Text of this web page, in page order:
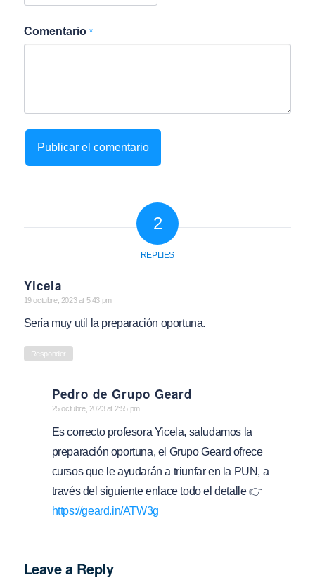
Comentario *
2
REPLIES
Yicela
says:
19 octubre, 2023 at 5:43 pm
Sería muy util la preparación oportuna.
Responder
Pedro de Grupo Geard
says:
25 octubre, 2023 at 2:55 pm
Es correcto profesora Yicela, saludamos la
preparación oportuna, el Grupo Geard ofrece
cursos que le ayudarán a triunfar en la PUN, a
través del siguiente enlace todo el detalle 👉
https://geard.in/ATW3g
Leave a Reply